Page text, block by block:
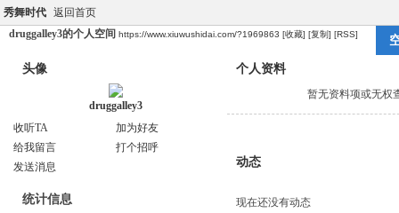
秀舞时代 返回首页
druggalley3的个人空间 https://www.xiuwushidai.com/?1969863 [收藏] [复制] [RSS]
头像
druggalley3
收听TA
加为好友
给我留言
打个招呼
发送消息
统计信息
个人资料
暂无资料项或无权
动态
现在还没有动态